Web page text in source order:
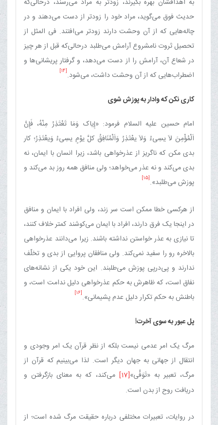
حدیث فوق می‌گوید، مراد خود را زودتر از دست می‌دهند و در
چاله‌هایی که از آن وحشت دارند زودتر می‌افتند. فی المثل از
تحصیل ثروت نامشروع آرامش می‌طلبد درحالی‌که قبل از هر چیز
در شعاع آن، آرامش را از دست می‌دهد، و گرفتار پریشانی‌ها و
اضطراب‌هایی که از آن وحشت داشت، می‌شود.[14]
کاری نکن که وادار به پوزش شوی
امام حسین علیه السلام فرمود: «إِیاک وَمَا تَعْتَذِرُ مِنْهُ، فَإِنَّ
اَلْمُؤْمِنَ لاَ یسِیءُ وَلاَ یعْتَذِرُ وَاَلْمُنَافِقُ کلَّ یوْمٍ یسِیءُ وَیعْتَذِرُ؛ کار
بدی مکن که ناگریز از عذرخواهی باشد، زیرا انسان با ایمان، نه
بدی می‌کند و نه عذر می‌خواهد؛ ولی منافق همه روز بد می‌کند و
پوزش می‌طلبد».[15]
از هرکسی خطا ممکن است سر زند، ولی افراد با ایمان و منافق
در اینجا یک فرق دارند، افراد با ایمان می‌کوشند کمتر خلاف کنند،
تا نیازی به عذر خواستن نداشته باشند. زیرا می‌دانند عذرخواهی
بالاخره رو را سفید نمی‌کند. ولی منافقان پروایی از بدی و تخلّف
ندارند و پی‌درپی پوزش می‌طلبند. این خود یکی از نشانه‌های
نفاق است، که ظاهرش به حکم عذرخواهی دلیل ندامت است، و
باطنش به حکم تکرار دلیل عدم پشیمانی».[16]
پل عبور به سوی آخرت!
مرگ یک امر عدمی نیست بلکه از نظر قرآن یک امر وجودی و
انتقال از جهانی به جهان دیگر است. لذا می‌بینیم که قرآن از
مرگ، تعبیر به‏ «تَوَفَّی‏»[17] می‌کند، که به معنای بازگرفتن و
دریافت روح از بدن است.
در روایات، تعبیرات مختلفی درباره حقیقت مرگ شده است؛ از